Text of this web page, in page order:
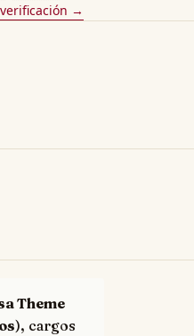
→
Theme
), cargos